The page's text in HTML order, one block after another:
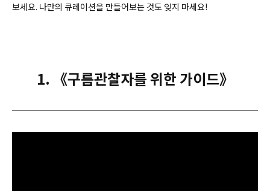
보세요. 나만의 큐레이션을 만들어보는 것도 잊지 마세요!
1. 《구름관찰자를 위한 가이드》